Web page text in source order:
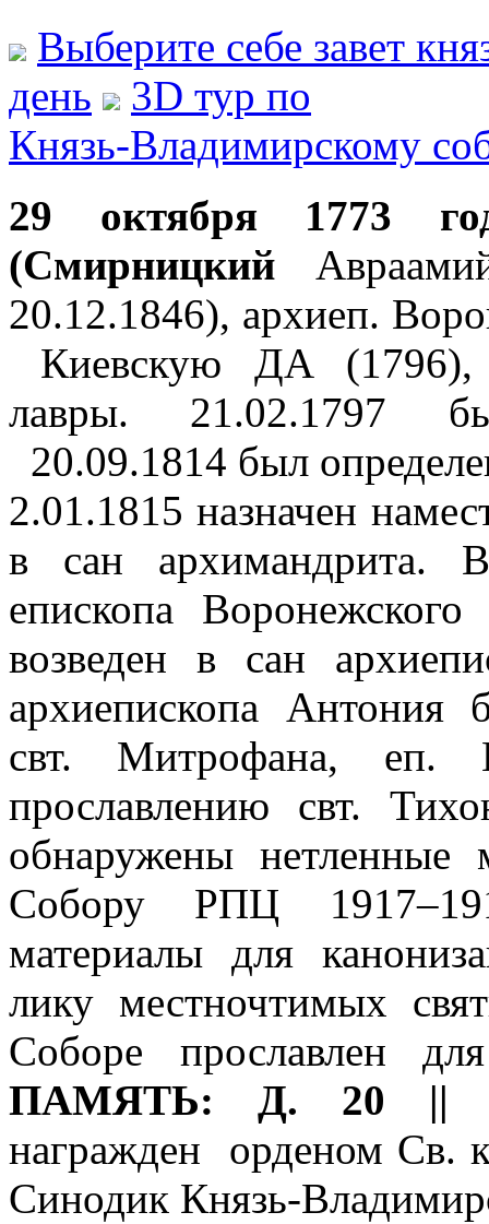
Выберите себе завет
день
3D тур по
Князь-Владимирскому
29 октября 1773
(Смирницкий
20.12.1846), архиеп.
Киевскую ДА (1796),
лавры. 21.02.1797
20.09.1814 был
2.01.1815 назначен
в сан архимандрита.
епископа
возведен в сан
архиепископа Антония
свт. Митрофана, еп.
прославлению свт.
обнаружены
Собору РПЦ
материалы для
лику местночтимых
Соборе прославлен
ПАМЯТЬ: Д. 20 ||
награжден орденом Св.
Синодик Князь-